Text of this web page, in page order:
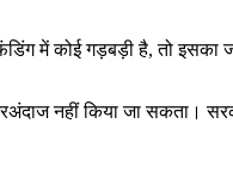
में कोई गड़बड़ी है, तो
नहीं किया जा